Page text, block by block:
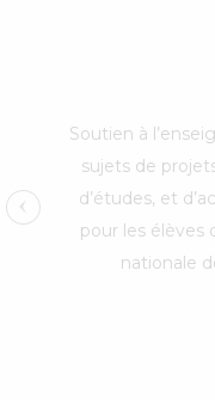
Soutien à
sujets de
d’études, et
pour les élèves
nationale